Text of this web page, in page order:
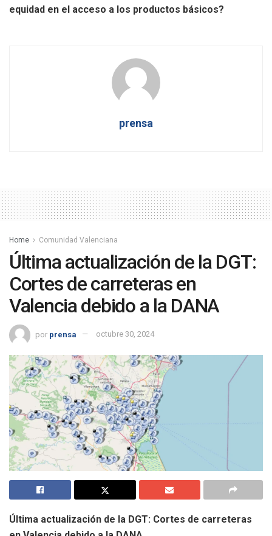
equidad en el acceso a los productos básicos?
prensa
Home Comunidad Valenciana
Última actualización de la DGT:
Cortes de carreteras en
Valencia debido a la DANA
por prensa octubre 30, 2024
Última actualización de la DGT: Cortes de carreteras